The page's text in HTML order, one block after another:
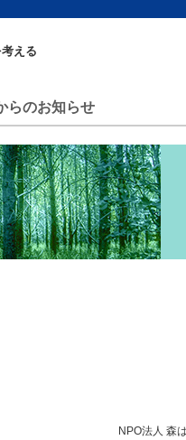
える
らのお知らせ
NPO法人 森